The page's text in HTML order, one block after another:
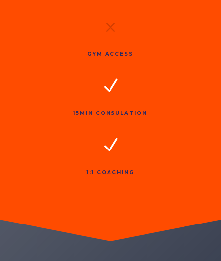
M
GYM ACCESS
N
15MIN CONSULATION
N
1:1 COACHING